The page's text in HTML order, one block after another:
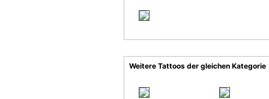
Weitere Tattoos der gleichen Kategorie